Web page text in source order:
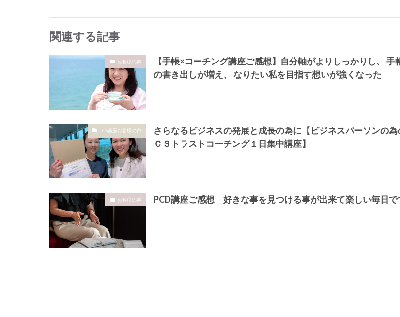
関連する記事
お客様の声
【手帳×コーチング講座ご感想】自分軸がよりしっかりし、 手
の書き出しが増え、 なりたい私を目指す想いが強くなった
TCS講座お客様の声
さらなるビジネスの発展と成長の為に【ビジネスパーソンの為
ＣＳトラストコーチング１日集中講座】
お客様の声 PCD講座ご感想 好きな事を見つける事が出来て楽しい毎日で